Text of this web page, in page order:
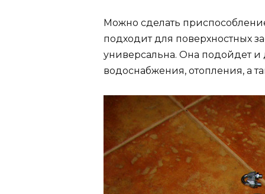
Можно сделать
подходит для поверхностных
универсальна. Она подойдет
водоснабжения, отопления, а